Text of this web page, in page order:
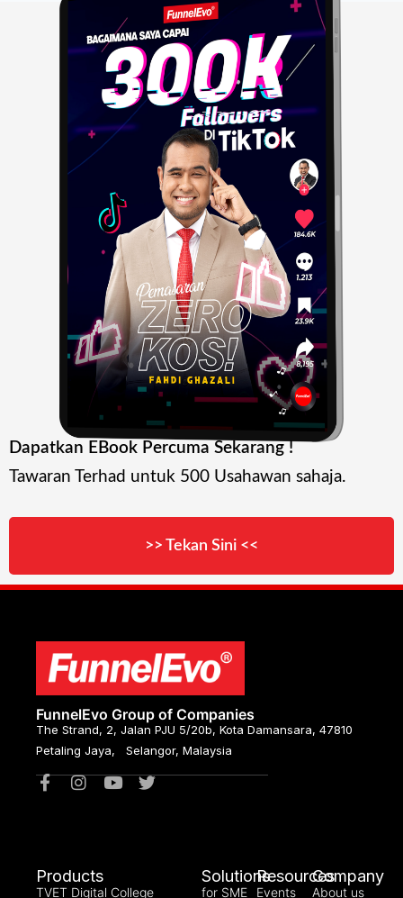
Dapatkan EBook Percuma Sekarang !
Tawaran Terhad untuk 500 Usahawan sahaja.
>> Tekan Sini <<
FunnelEvo Group of Companies
The Strand, 2, Jalan PJU 5/20b, Kota Damansara, 47810
Petaling Jaya, Selangor, Malaysia
Products
TVET Digital College
Solutions
for SME
Resources
Events
Company
About us